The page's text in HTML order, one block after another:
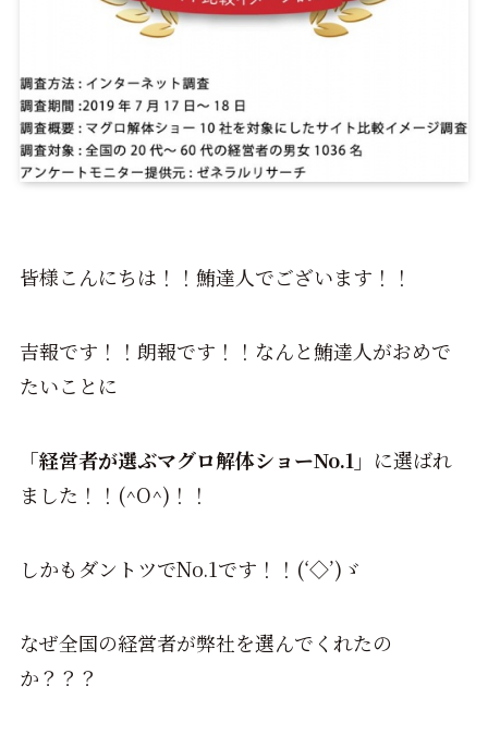
皆様こんにちは！！鮪達人でございます！！
吉報です！！朗報です！！なんと鮪達人がおめで
たいことに
「経営者が選ぶマグロ解体ショーNo.1」 に選ばれ
ました！！(^O^)！！
しかもダントツでNo.1です！！(‘◇’)ゞ
なぜ全国の経営者が弊社を選んでくれたの
か？？？